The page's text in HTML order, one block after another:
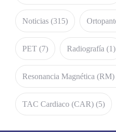
Noticias (315)
PET (7) Radiografía (1)
Resonancia Magnética (RM)
TAC Cardiaco (CAR) (5)